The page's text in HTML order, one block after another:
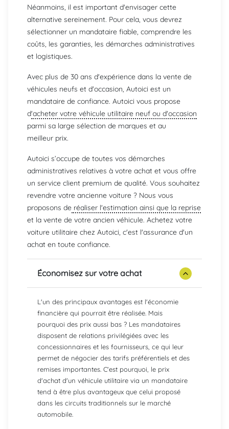
Néanmoins, il est important d'envisager cette
alternative sereinement. Pour cela, vous devrez
sélectionner un mandataire fiable, comprendre les
coûts, les garanties, les démarches administratives
et logistiques.
Avec plus de 30 ans d'expérience dans la vente de
véhicules neufs et d'occasion, Autoici est un
mandataire de confiance. Autoici vous propose
d'acheter votre véhicule utilitaire neuf ou d'occasion
parmi sa large sélection de marques et au
meilleur prix.
Autoici s’occupe de toutes vos démarches
administratives relatives à votre achat et vous offre
un service client premium de qualité. Vous souhaitez
revendre votre ancienne voiture ? Nous vous
proposons de réaliser l'estimation ainsi que la reprise
et la vente de votre ancien véhicule. Achetez votre
voiture utilitaire chez Autoici, c'est l'assurance d'un
achat en toute confiance.
Économisez sur votre achat
L'un des principaux avantages est l'économie
financière qui pourrait être réalisée. Mais
pourquoi des prix aussi bas ? Les mandataires
disposent de relations privilégiées avec les
concessionnaires et les fournisseurs, ce qui leur
permet de négocier des tarifs préférentiels et des
remises importantes. C'est pourquoi, le prix
d'achat d'un véhicule utilitaire via un mandataire
tend à être plus avantageux que celui proposé
dans les circuits traditionnels sur le marché
automobile.